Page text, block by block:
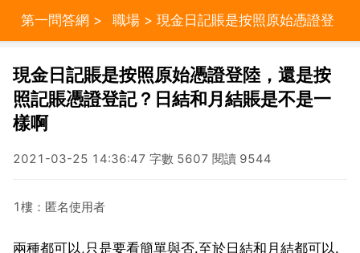
第一問答網 > 職場 > 現金日記賬是按照原始憑證登
陸，還是按照記賬憑證登記？日結和月結賬是不是一樣
啊
現金日記賬是按照原始憑證登陸，還是按
照記賬憑證登記？日結和月結賬是不是一
樣啊
2021-03-25 14:36:47 字數 5607 閱讀 9544
1樓：匿名使用者
兩種都可以,只是要看簡單與否.至於日結和月結都可以.